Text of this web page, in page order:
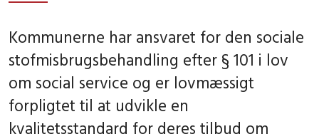
Kommunerne har ansvaret for den sociale
stofmisbrugsbehandling efter § 101 i lov
om social service og er lovmæssigt
forpligtet til at udvikle en
kvalitetsstandard for deres tilbud om